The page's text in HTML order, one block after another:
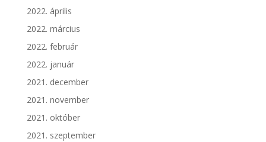
2022. április
2022. március
2022. február
2022. január
2021. december
2021. november
2021. október
2021. szeptember